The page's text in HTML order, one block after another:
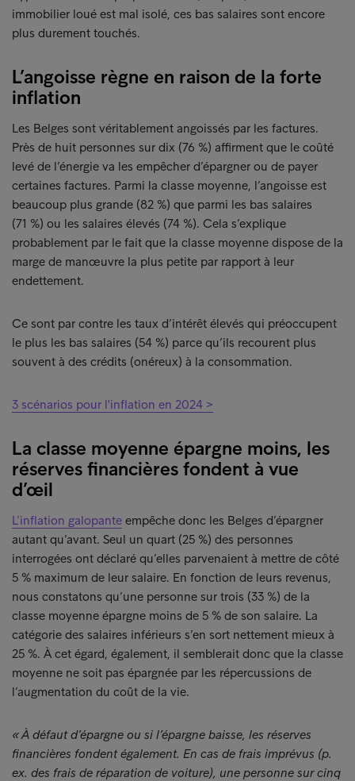
immobilier loué est mal isolé, ces bas salaires sont encore
plus durement touchés.
L’angoisse règne en raison de la forte
inflation
Les Belges sont véritablement angoissés par les factures.
Près de huit personnes sur dix (76 %) affirment que le coûté
levé de l’énergie va les empêcher d’épargner ou de payer
certaines factures. Parmi la classe moyenne, l’angoisse est
beaucoup plus grande (82 %) que parmi les bas salaires
(71 %) ou les salaires élevés (74 %). Cela s’explique
probablement par le fait que la classe moyenne dispose de la
marge de manœuvre la plus petite par rapport à leur
endettement.
Ce sont par contre les taux d’intérêt élevés qui préoccupent
le plus les bas salaires (54 %) parce qu’ils recourent plus
souvent à des crédits (onéreux) à la consommation.
3 scénarios pour l'inflation en 2024 >
La classe moyenne épargne moins, les
réserves financières fondent à vue
d’œil
L’inflation galopante empêche donc les Belges d’épargner
autant qu’avant. Seul un quart (25 %) des personnes
interrogées ont déclaré qu’elles parvenaient à mettre de côté
5 % maximum de leur salaire. En fonction de leurs revenus,
nous constatons qu’une personne sur trois (33 %) de la
classe moyenne épargne moins de 5 % de son salaire. La
catégorie des salaires inférieurs s’en sort nettement mieux à
25 %. À cet égard, également, il semblerait donc que la classe
moyenne ne soit pas épargnée par les répercussions de
l’augmentation du coût de la vie.
« À défaut d’épargne ou si l’épargne baisse, les réserves
financières fondent également. En cas de frais imprévus (p.
ex. des frais de réparation de voiture), une personne sur cinq